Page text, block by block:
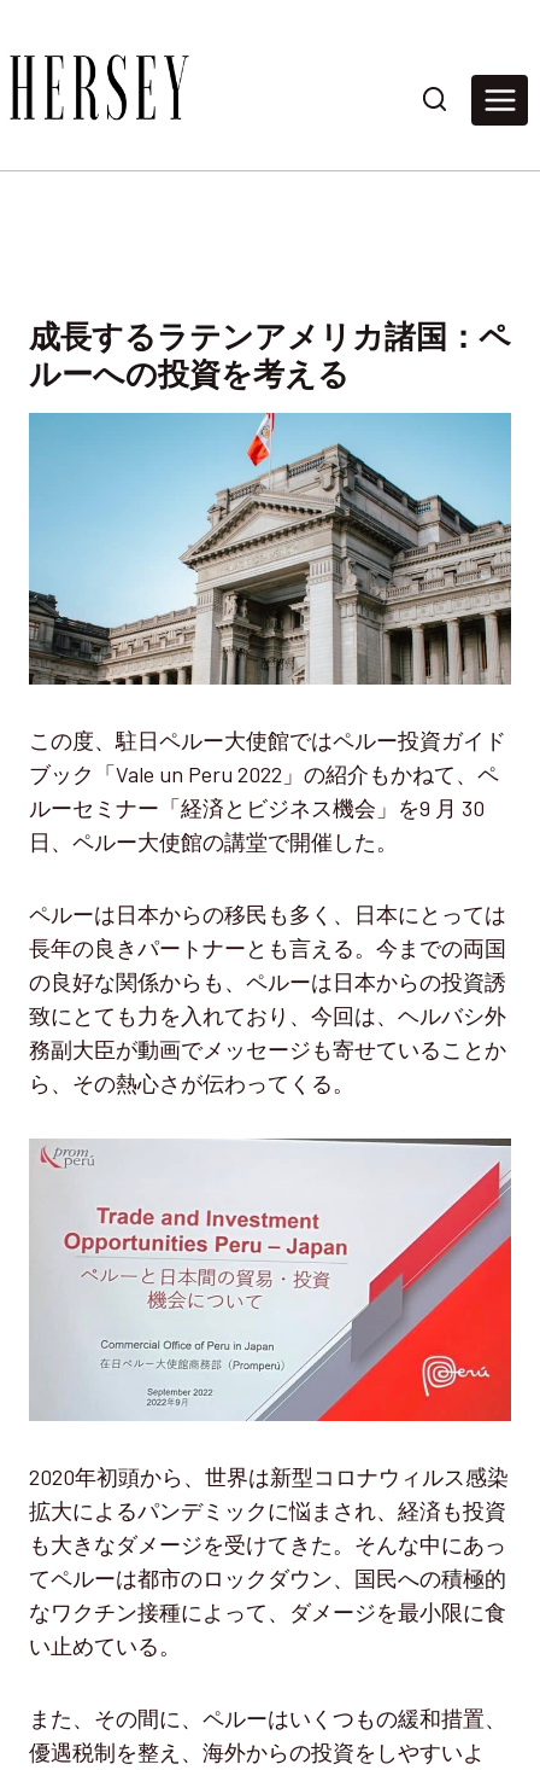
容
を
ス
成長するラテンアメリカ諸国：ペ
ルーへの投資を考える
この度、駐日ペルー大使館ではペルー投資ガイド
ブック「Vale un Peru 2022」の紹介もかねて、ペ
ルーセミナー「経済とビジネス機会」を9 月 30
日、ペルー大使館の講堂で開催した。
ペルーは日本からの移民も多く、日本にとっては
長年の良きパートナーとも言える。今までの両国
の良好な関係からも、ペルーは日本からの投資誘
致にとても力を入れており、今回は、ヘルバシ外
務副大臣が動画でメッセージも寄せていることか
ら、その熱心さが伝わってくる。
2020年初頭から、世界は新型コロナウィルス感染
拡大によるパンデミックに悩まされ、経済も投資
も大きなダメージを受けてきた。そんな中にあっ
てペルーは都市のロックダウン、国民への積極的
なワクチン接種によって、ダメージを最小限に食
い止めている。
また、その間に、ペルーはいくつもの緩和措置、
優遇税制を整え、海外からの投資をしやすいよ